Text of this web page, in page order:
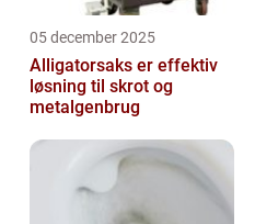
05 december 2025
Alligatorsaks er effektiv
løsning til skrot og
metalgenbrug